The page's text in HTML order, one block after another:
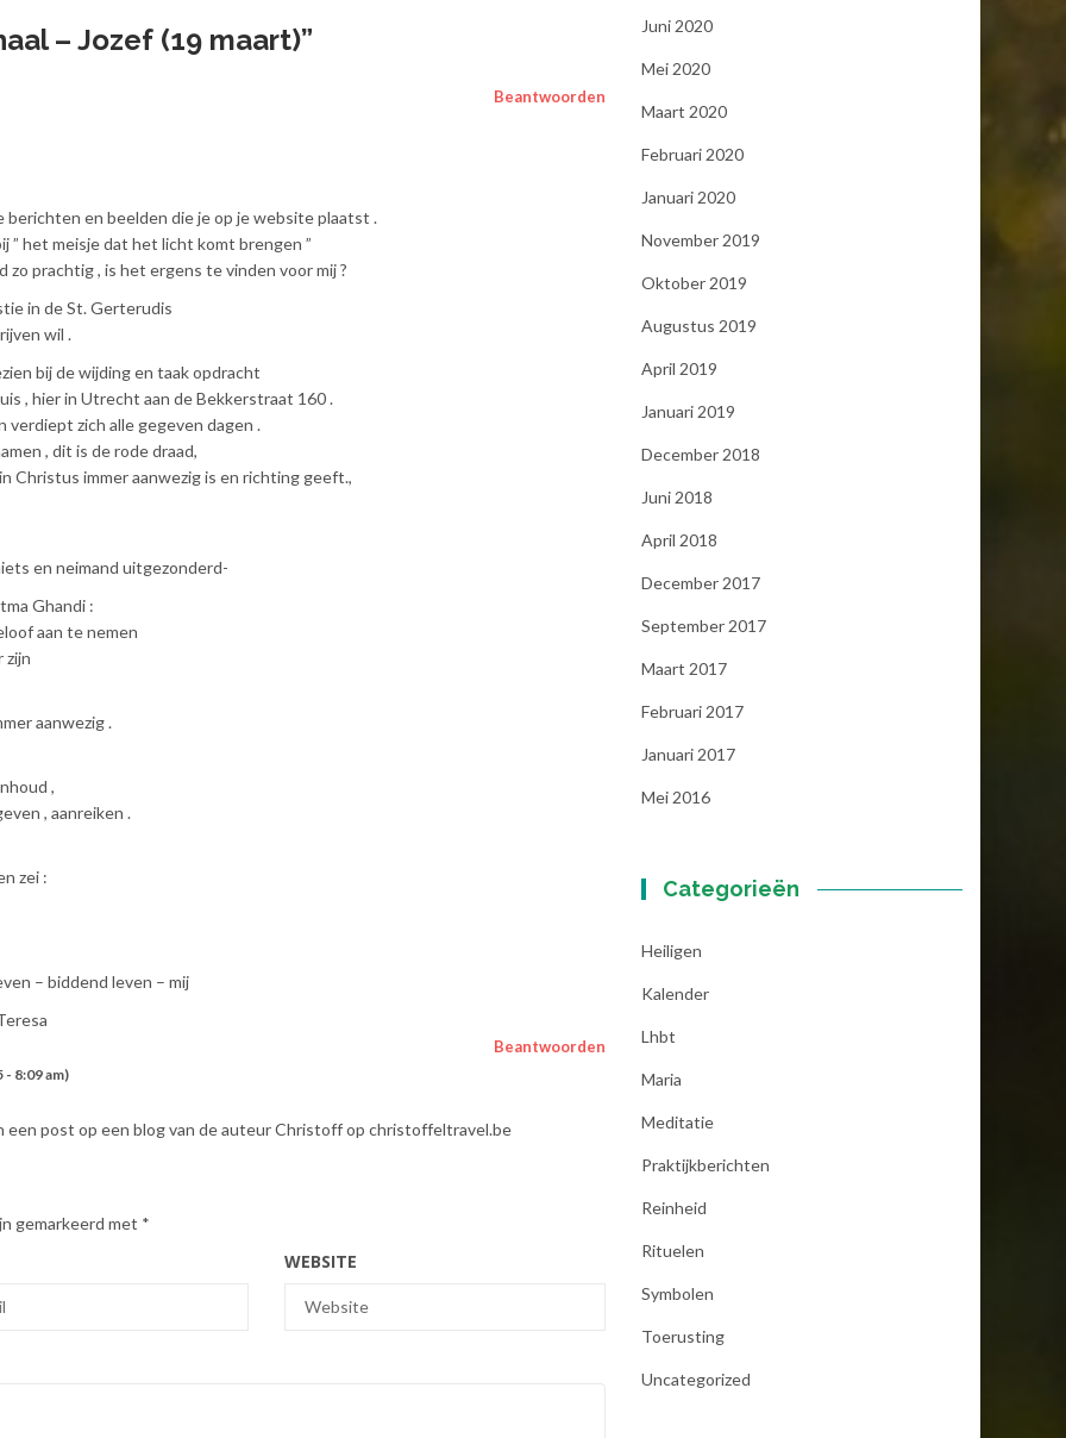
– Jozef (19 maart)”
Beantwoorden
en beelden die je op je website plaatst .
” het meisje dat het licht komt brengen ”
zo prachtig , is het ergens te vinden voor mij ?
in de St. Gerterudis
wil .
bij de wijding en taak opdracht
, hier in Utrecht aan de Bekkerstraat 160 .
zich alle gegeven dagen .
, dit is de rode draad,
Christus immer aanwezig is en richting geeft.,
en neimand uitgezonderd-
Ghandi :
aan te nemen
zijn
aanwezig .
,
, aanreiken .
zei :
– biddend leven – mij
- 8:09 am)
Beantwoorden
een post op een blog van de auteur Christoff op christoffeltravel.be
gemarkeerd met *
WEBSITE
Juni 2020
Mei 2020
Maart 2020
Februari 2020
Januari 2020
November 2019
Oktober 2019
Augustus 2019
April 2019
Januari 2019
December 2018
Juni 2018
April 2018
December 2017
September 2017
Maart 2017
Februari 2017
Januari 2017
Mei 2016
Categorieën
Heiligen
Kalender
Lhbt
Maria
Meditatie
Praktijkberichten
Reinheid
Rituelen
Symbolen
Toerusting
Uncategorized